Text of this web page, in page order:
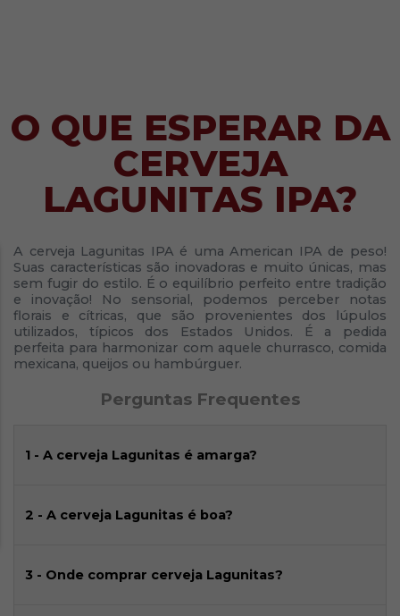
O QUE ESPERAR DA
CERVEJA
LAGUNITAS IPA?
A cerveja Lagunitas IPA é uma American IPA de peso!
Suas características são inovadoras e muito únicas, mas
sem fugir do estilo. É o equilíbrio perfeito entre tradição
e inovação! No sensorial, podemos perceber notas
florais e cítricas, que são provenientes dos lúpulos
utilizados, típicos dos Estados Unidos. É a pedida
perfeita para harmonizar com aquele churrasco, comida
mexicana, queijos ou hambúrguer.
Perguntas Frequentes
1 - A cerveja Lagunitas é amarga?
2 - A cerveja Lagunitas é boa?
3 - Onde comprar cerveja Lagunitas?